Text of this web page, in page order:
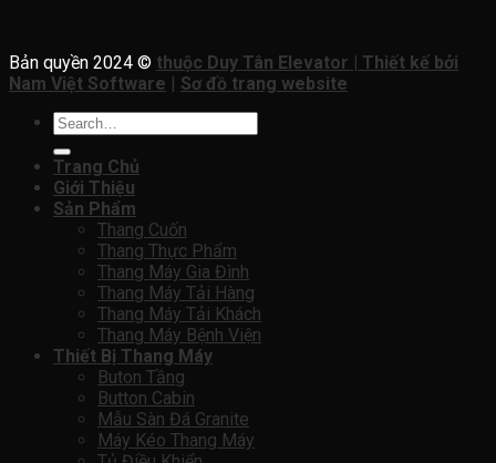
Bản quyền 2024 © thuộc Duy Tân Elevator | Thiết kế bởi
Nam Việt Software | Sơ đồ trang website
Search
for:
Trang Chủ
Giới Thiệu
Sản Phẩm
Thang Cuốn
Thang Thực Phẩm
Thang Máy Gia Đình
Thang Máy Tải Hàng
Thang Máy Tải Khách
Thang Máy Bệnh Viện
Thiết Bị Thang Máy
Buton Tầng
Button Cabin
Mẫu Sàn Đá Granite
Máy Kéo Thang Máy